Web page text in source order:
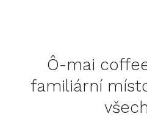
Ô-mai
familiární